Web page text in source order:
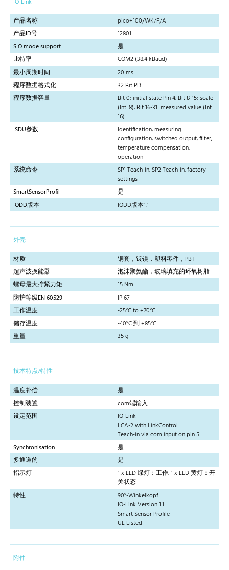
产品名称
pico+100/WK/F/A
产品ID号
12801
SIO mode support
是
比特率
COM2 (38.4 kBaud)
最小周期时间
20 ms
程序数据格式化
32 Bit PDI
程序数据容量
Bit 0: initial state Pin 4; Bit 8-15: scale
(Int. 8); Bit 16-31: measured value (Int.
16)
ISDU参数
Identification, measuring
configuration, switched output, filter,
temperature compensation,
operation
系统命令
SP1 Teach-in, SP2 Teach-in, factory
settings
SmartSensorProfil
是
IODD版本
IODD版本1.1
外壳
材质
铜套，镀镍，塑料零件，PBT
超声波换能器
泡沫聚氨酯，玻璃填充的环氧树脂
螺母最大拧紧力矩
15 Nm
防护等级EN 60529
IP 67
工作温度
-25°C to +70°C
储存温度
-40°C 到 +85°C
重量
35 g
技术特点/特性
温度补偿
是
控制装置
com端输入
设定范围
IO-Link
LCA-2 with LinkControl
Teach-in via com input on pin 5
Synchronisation
是
多通道的
是
指示灯
1 x LED 绿灯：工作, 1 x LED 黄灯：开
关状态
特性
90°-Winkelkopf
IO-Link Version 1.1
Smart Sensor Profile
UL Listed
附件